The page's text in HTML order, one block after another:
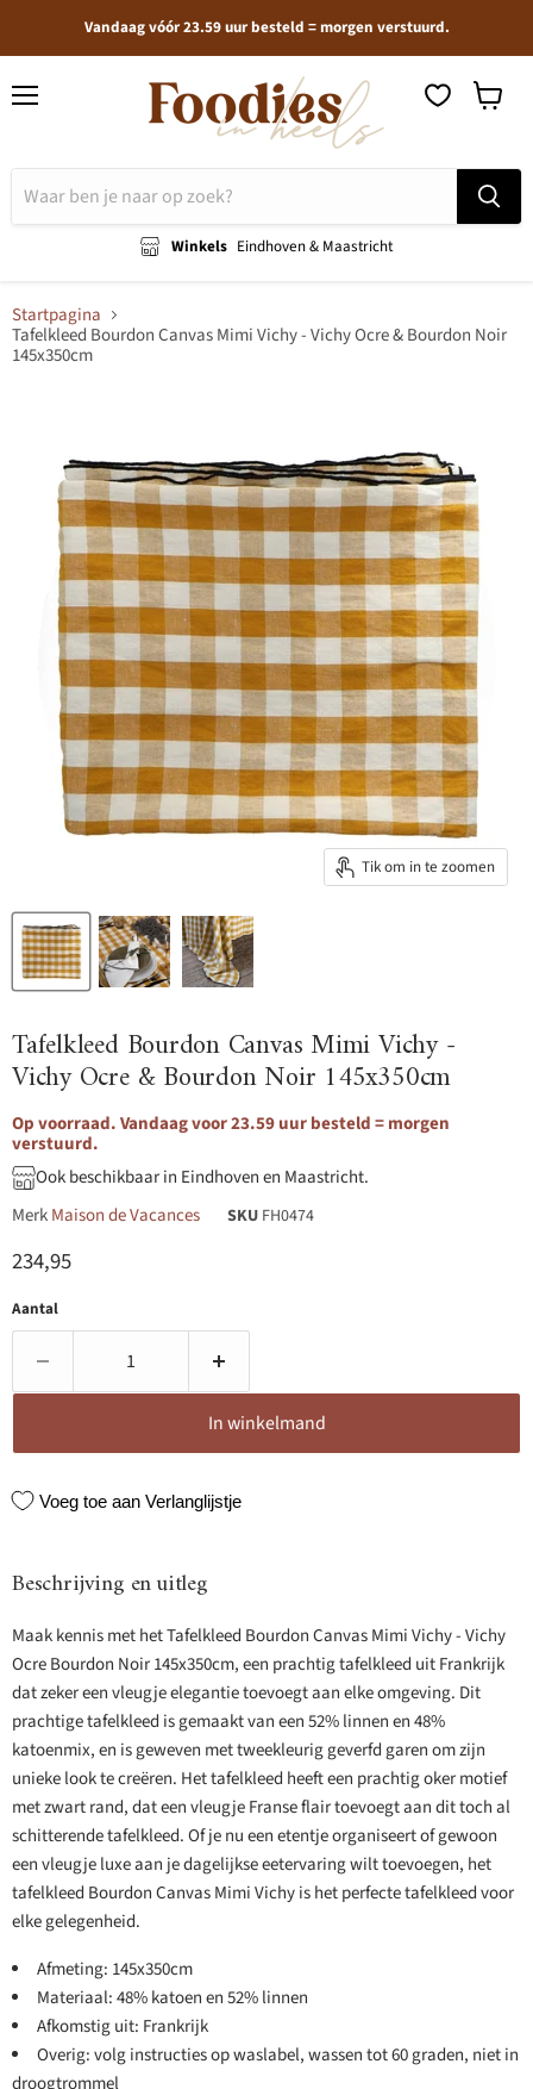
Vandaag vóór 23.59 uur besteld = morgen verstuurd.
Winkels Eindhoven & Maastricht
Startpagina
Tafelkleed Bourdon Canvas Mimi Vichy - Vichy Ocre & Bourdon Noir
145x350cm
Tik om in te zoomen
Tafelkleed Bourdon Canvas Mimi Vichy -
Vichy Ocre & Bourdon Noir 145x350cm
Op voorraad. Vandaag voor 23.59 uur besteld = morgen
verstuurd.
Ook beschikbaar in Eindhoven en Maastricht.
MerkMaison de Vacances SKU FH0474
Huidige prijs
234,95
Aantal
In winkelmand
Voeg toe aan Verlanglijstje
Beschrijving en uitleg
Maak kennis met het Tafelkleed Bourdon Canvas Mimi Vichy - Vichy
Ocre Bourdon Noir 145x350cm, een prachtig tafelkleed uit Frankrijk
dat zeker een vleugje elegantie toevoegt aan elke omgeving. Dit
prachtige tafelkleed is gemaakt van een 52% linnen en 48%
katoenmix, en is geweven met tweekleurig geverfd garen om zijn
unieke look te creëren. Het tafelkleed heeft een prachtig oker motief
met zwart rand, dat een vleugje Franse flair toevoegt aan dit toch al
schitterende tafelkleed. Of je nu een etentje organiseert of gewoon
een vleugje luxe aan je dagelijkse eetervaring wilt toevoegen, het
tafelkleed Bourdon Canvas Mimi Vichy is het perfecte tafelkleed voor
elke gelegenheid.
Afmeting: 145x350cm
Materiaal: 48% katoen en 52% linnen
Afkomstig uit: Frankrijk
Overig: volg instructies op waslabel, wassen tot 60 graden, niet in
droogtrommel